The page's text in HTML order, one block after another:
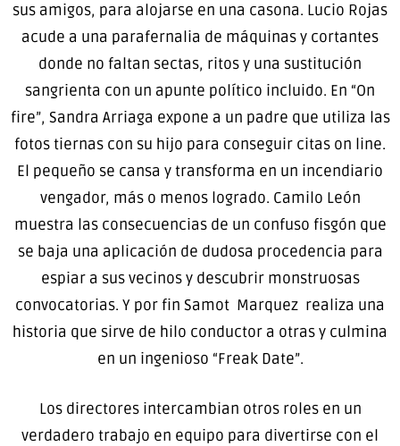
sus amigos, para alojarse en una casona. Lucio Rojas
acude a una parafernalia de máquinas y cortantes
donde no faltan sectas, ritos y una sustitución
sangrienta con un apunte político incluido. En “On
fire”, Sandra Arriaga expone a un padre que utiliza las
fotos tiernas con su hijo para conseguir citas on line.
El pequeño se cansa y transforma en un incendiario
vengador, más o menos logrado. Camilo León
muestra las consecuencias de un confuso fisgón que
se baja una aplicación de dudosa procedencia para
espiar a sus vecinos y descubrir monstruosas
convocatorias. Y por fin Samot Marquez realiza una
historia que sirve de hilo conductor a otras y culmina
en un ingenioso “Freak Date”.
Los directores intercambian otros roles en un
verdadero trabajo en equipo para divertirse con el